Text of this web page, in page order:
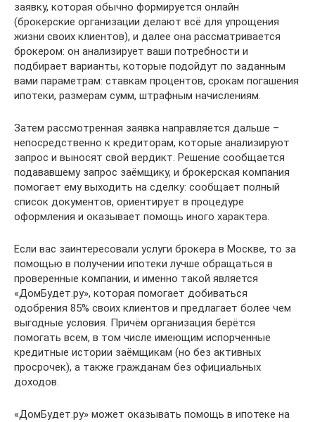
заявку, которая обычно формируется онлайн
(брокерские организации делают всё для упрощения
жизни своих клиентов), и далее она рассматривается
брокером: он анализирует ваши потребности и
подбирает варианты, которые подойдут по заданным
вами параметрам: ставкам процентов, срокам погашения
ипотеки, размерам сумм, штрафным начислениям.
Затем рассмотренная заявка направляется дальше –
непосредственно к кредиторам, которые анализируют
запрос и выносят свой вердикт. Решение сообщается
подававшему запрос заёмщику, и брокерская компания
помогает ему выходить на сделку: сообщает полный
список документов, ориентирует в процедуре
оформления и оказывает помощь иного характера.
Если вас заинтересовали услуги брокера в Москве, то за
помощью в получении ипотеки лучше обращаться в
проверенные компании, и именно такой является
«ДомБудет.ру», которая помогает добиваться
одобрения 85% своих клиентов и предлагает более чем
выгодные условия. Причём организация берётся
помогать всем, в том числе имеющим испорченные
кредитные истории заёмщикам (но без активных
просрочек), а также гражданам без официальных
доходов.
«ДомБудет.ру» может оказывать помощь в ипотеке на